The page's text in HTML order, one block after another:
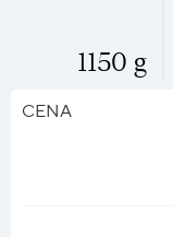
1150 g
CENA